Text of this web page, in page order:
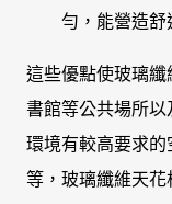
勻，能營造舒
這些優點使玻璃纖
書館等公共場所
環境有較高要求的
等，玻璃纖維天